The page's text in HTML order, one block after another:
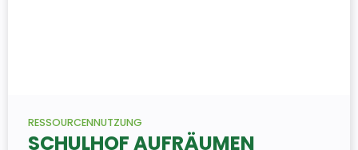
RESSOURCENNUTZUNG
SCHULHOF AUFRÄUMEN